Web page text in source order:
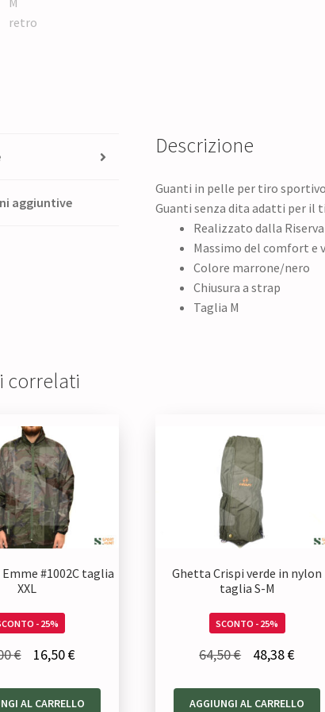
aggiuntive
Descrizione
Guanti in pelle per tiro
Guanti senza dita adatti per il
Realizzato dalla
Massimo del comfort e
Colore marrone/nero
Chiusura a strap
Taglia M
correlati
Emme #1002C taglia
XXL
- 25%
€
originale
16,50€Il
attuale
AL CARRELLO
Ghetta Crispi verde in nylon
taglia S-M
SCONTO - 25%
64,50€
originale
48,38€Il
AGGIUNGI AL CARRELLO